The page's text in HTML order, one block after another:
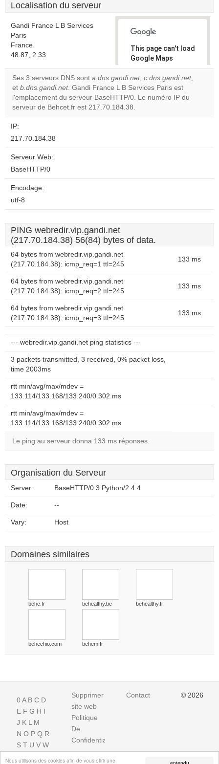
Nous utilisons des cookies afin de vous offrir une
Localisation du serveur
Gandi France L B Services
Paris
France
48.87, 2.33
This page can't load
Google Maps
correctly.
Do you
own this
OK
Ses 3 serveurs DNS sont a.dns.gandi.net, c.dns.gandi.net,
et b.dns.gandi.net. Gandi France L B Services Paris est
l'emplacement du serveur BaseHTTP/0. Le numéro IP du
serveur de Behcet.fr est 217.70.184.38.
IP:
217.70.184.38
Serveur Web:
BaseHTTP/0
Encodage:
utf-8
PING webredir.vip.gandi.net
(217.70.184.38) 56(84) bytes of data.
64 bytes from webredir.vip.gandi.net
(217.70.184.38): icmp_req=1 ttl=245
133 ms
64 bytes from webredir.vip.gandi.net
(217.70.184.38): icmp_req=2 ttl=245
133 ms
64 bytes from webredir.vip.gandi.net
(217.70.184.38): icmp_req=3 ttl=245
133 ms
--- webredir.vip.gandi.net ping statistics ---
3 packets transmitted, 3 received, 0% packet loss,
time 2003ms
rtt min/avg/max/mdev =
133.114/133.168/133.240/0.302 ms
rtt min/avg/max/mdev =
133.114/133.168/133.240/0.302 ms
Le ping au serveur donna 133 ms réponses.
Organisation du Serveur
Server: BaseHTTP/0.3 Python/2.4.4
Date: --
Vary: Host
Domaines similaires
behe.fr behealthy.be behealthy.fr
behechio.com behem.fr
0A B C D
E F G H I
J K L M
N O P Q R
S T U V W
Supprimer
site web
Politique
De
Confidentialite
Contact © 2026